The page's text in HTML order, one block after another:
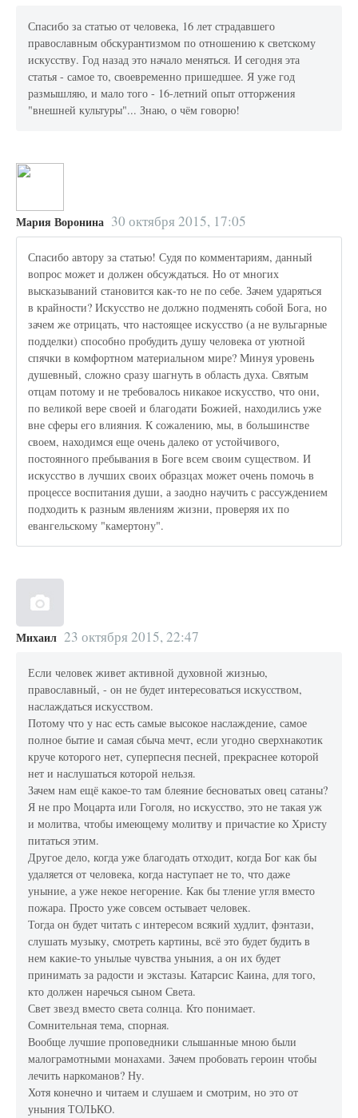
Спасибо за статью от человека, 16 лет страдавшего
православным обскурантизмом по отношению к светскому
искусству. Год назад это начало меняться. И сегодня эта
статья - самое то, своевременно пришедшее. Я уже год
размышляю, и мало того - 16-летний опыт отторжения
"внешней культуры"... Знаю, о чём говорю!
Мария Воронина 30 октября 2015, 17:05
Спасибо автору за статью! Судя по комментариям, данный
вопрос может и должен обсуждаться. Но от многих
высказываний становится как-то не по себе. Зачем ударяться
в крайности? Искусство не должно подменять собой Бога, но
зачем же отрицать, что настоящее искусство (а не вульгарные
подделки) способно пробудить душу человека от уютной
спячки в комфортном материальном мире? Минуя уровень
душевный, сложно сразу шагнуть в область духа. Святым
отцам потому и не требовалось никакое искусство, что они,
по великой вере своей и благодати Божией, находились уже
вне сферы его влияния. К сожалению, мы, в большинстве
своем, находимся еще очень далеко от устойчивого,
постоянного пребывания в Боге всем своим существом. И
искусство в лучших своих образцах может очень помочь в
процессе воспитания души, а заодно научить с рассуждением
подходить к разным явлениям жизни, проверяя их по
евангельскому "камертону".
Михаил 23 октября 2015, 22:47
Если человек живет активной духовной жизнью,
православный, - он не будет интересоваться искусством,
наслаждаться искусством.
Потому что у нас есть самые высокое наслаждение, самое
полное бытие и самая сбыча мечт, если угодно сверхнакотик
круче которого нет, суперпесня песней, прекраснее которой
нет и наслушаться которой нельзя.
Зачем нам ещё какое-то там блеяние бесноватых овец сатаны?
Я не про Моцарта или Гоголя, но искусство, это не такая уж
и молитва, чтобы имеющему молитву и причастие ко Христу
питаться этим.
Другое дело, когда уже благодать отходит, когда Бог как бы
удаляется от человека, когда наступает не то, что даже
уныние, а уже некое негорение. Как бы тление угля вместо
пожара. Просто уже совсем остывает человек.
Тогда он будет читать с интересом всякий худлит, фэнтази,
слушать музыку, смотреть картины, всё это будет будить в
нем какие-то унылые чувства уныния, а он их будет
принимать за радости и экстазы. Катарсис Каина, для того,
кто должен наречься сыном Света.
Свет звезд вместо света солнца. Кто понимает.
Сомнительная тема, спорная.
Вообще лучшие проповедники слышанные мною были
малограмотными монахами. Зачем пробовать героин чтобы
лечить наркоманов? Ну.
Хотя конечно и читаем и слушаем и смотрим, но это от
уныния ТОЛЬКО.